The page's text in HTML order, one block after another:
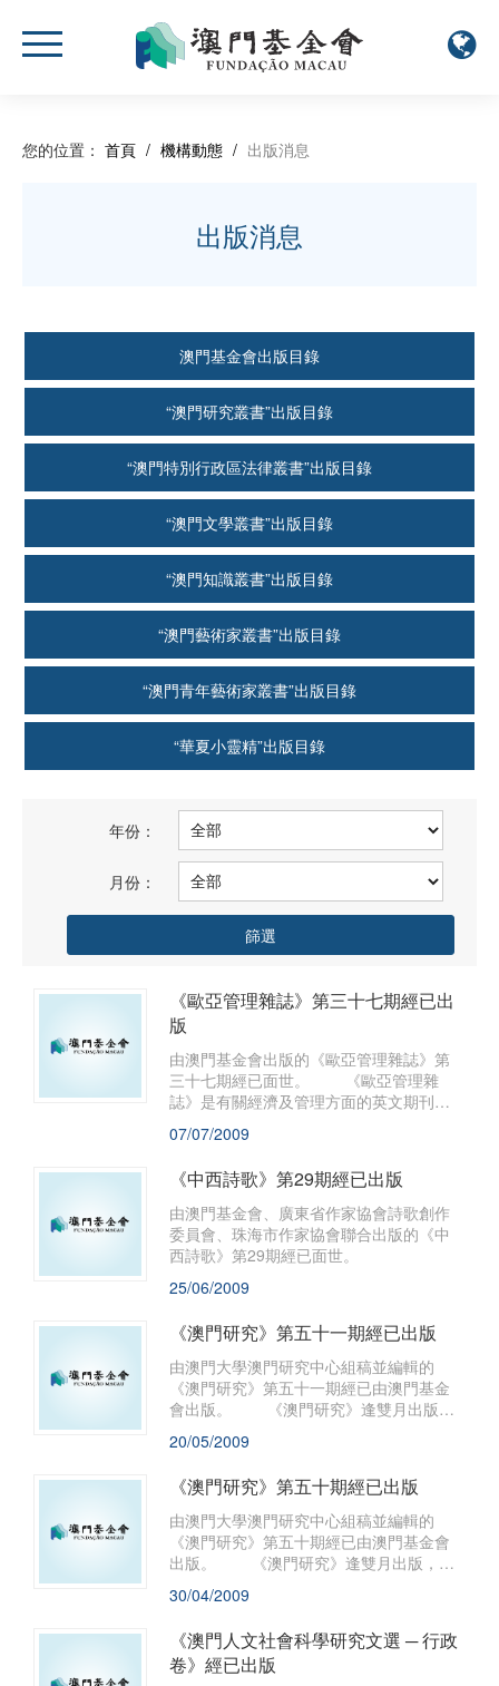
您的位置： 首頁 / 機構動態 / 出版消息
出版消息
澳門基金會出版目錄
“澳門研究叢書”出版目錄
“澳門特別行政區法律叢書”出版目錄
“澳門文學叢書”出版目錄
“澳門知識叢書”出版目錄
“澳門藝術家叢書”出版目錄
“澳門青年藝術家叢書”出版目錄
“華夏小靈精”出版目錄
年份：
月份：
篩選
《歐亞管理雜誌》第三十七期經已出
版
由澳門基金會出版的《歐亞管理雜誌》第
三十七期經已面世。 《歐亞管理雜
誌》是有關經濟及管理方面的英文期刊，
主要刊登亞洲及歐洲學者在上述領域的最
新研究成果。每年出版兩期，至今已出版
三十七期。本期共刊載四篇文章，包括
〈辦公室族群關係〉、〈資金流向的外部
性與資金管制的理據〉、〈中小企如何在
全球化的商業環境中建立競爭力〉及〈市
場學概念在最不發達國家的採用及實施：
亞洲觀點〉。
07/07/2009
《中西詩歌》第29期經已出版
由澳門基金會、廣東省作家協會詩歌創作
委員會、珠海市作家協會聯合出版的《中
西詩歌》第29期經已面世。
25/06/2009
《澳門研究》第五十一期經已出版
由澳門大學澳門研究中心組稿並編輯的
《澳門研究》第五十一期經已由澳門基金
會出版。 《澳門研究》逢雙月出版，
迄今已出版五十一期，以研究澳門社會問
題、服務社會為宗旨，推動本澳學術研究
與交流，力求發揮學術為社會服務的積極
功能。
20/05/2009
《澳門研究》第五十期經已出版
由澳門大學澳門研究中心組稿並編輯的
《澳門研究》第五十期經已由澳門基金會
出版。 《澳門研究》逢雙月出版，迄
今已出版五十期，以研究澳門社會問題、
服務社會為宗旨，推動本澳學術研究與交
流，力求發揮學術為社會服務的積極功
能。 《澳門研究》第五十期共刊載25
篇文章，包括楊允中〈提升
30/04/2009
《澳門人文社會科學研究文選 ─ 行政
卷》經已出版